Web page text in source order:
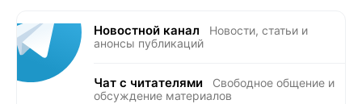
Новостной канал
Новости, статьи и
анонсы публикаций
Чат с читателями
Свободное общение и
обсуждение материалов